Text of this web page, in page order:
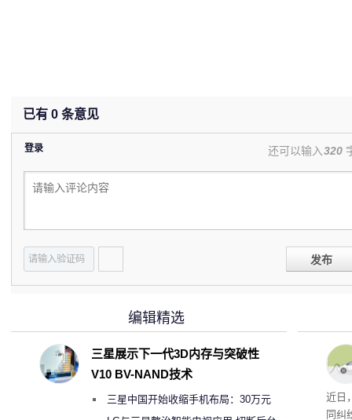
已有 0 条意见
登录 还可以输入320
发布
近日
同纠
编辑精选
三星展示下一代3D内存与突破性
V10 BV-NAND技术
三星中国开始收缩手机布局：30万元